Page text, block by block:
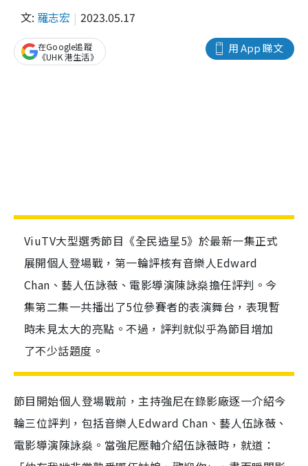
文: 羅志宏 2023.05.17
用 App 睇文
在Google追蹤
《UHK 港生活》
ViuTV大型選秀節目《全民造星5》於最新一集正式
展開個人登場戰，第一輪評核有音樂人Edward
Chan、藝人伍詠薇、電影導演陳詠燊擔任評判。今
集第二集一共播出了5位參賽者的表演舞台，表現暫
時未見太大的亮點。不過，評判就似乎為節目增加
了不少話題度。
節目開始個人登場戰前，主持強尼在錄影廠逐一介紹今
輪三位評判，包括音樂人Edward Chan、藝人伍詠薇、
電影導演陳詠燊。當強尼壓軸介紹伍詠薇時，就道：